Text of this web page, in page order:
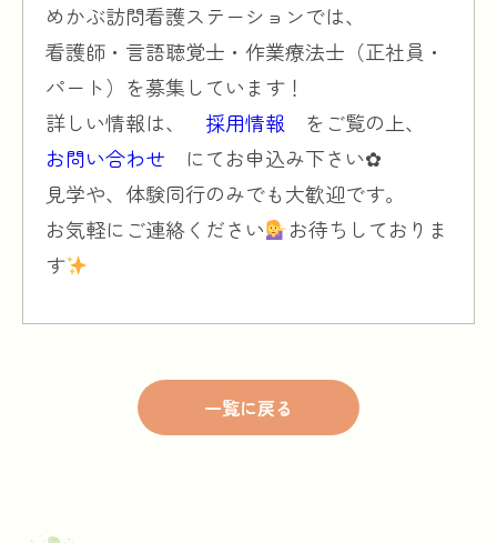
めかぶ訪問看護ステーションでは、
看護師・言語聴覚士・作業療法士（正社員・
パート）を募集しています！
詳しい情報は、 採用情報 をご覧の上、
お問い合わせ にてお申込み下さい✿
見学や、体験同行のみでも大歓迎です。
お気軽にご連絡ください
お待ちしておりま
す
一覧に戻る